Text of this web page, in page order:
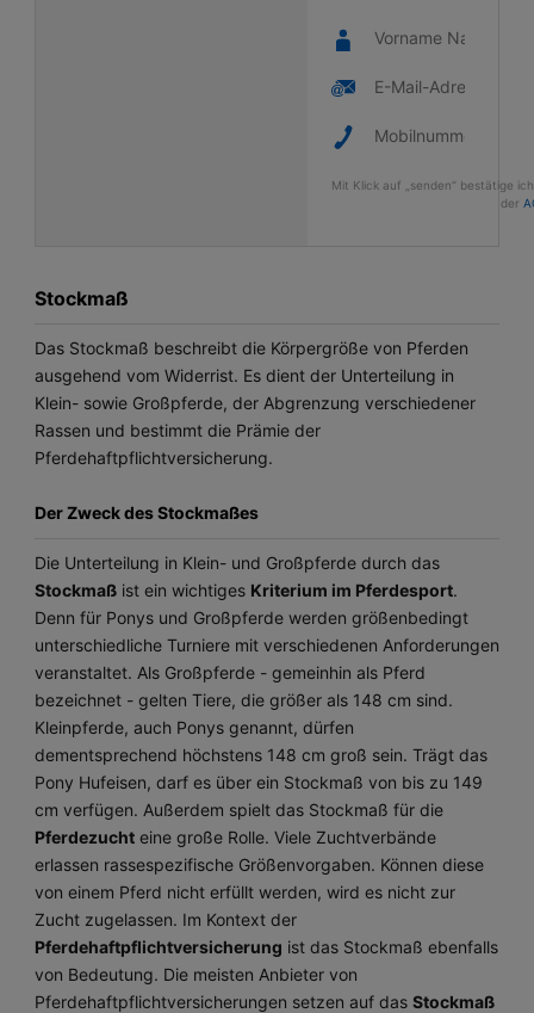
Mit Klick auf „senden“ bestätige
der
Stockmaß
Das Stockmaß beschreibt die Körpergröße von Pferden
ausgehend vom Widerrist. Es dient der Unterteilung in
Klein- sowie Großpferde, der Abgrenzung verschiedener
Rassen und bestimmt die Prämie der
Pferdehaftpflichtversicherung.
Der Zweck des Stockmaßes
Die Unterteilung in Klein- und Großpferde durch das
Stockmaß ist ein wichtiges Kriterium im Pferdesport.
Denn für Ponys und Großpferde werden größenbedingt
unterschiedliche Turniere mit verschiedenen Anforderungen
veranstaltet. Als Großpferde - gemeinhin als Pferd
bezeichnet - gelten Tiere, die größer als 148 cm sind.
Kleinpferde, auch Ponys genannt, dürfen
dementsprechend höchstens 148 cm groß sein. Trägt das
Pony Hufeisen, darf es über ein Stockmaß von bis zu 149
cm verfügen. Außerdem spielt das Stockmaß für die
Pferdezucht eine große Rolle. Viele Zuchtverbände
erlassen rassespezifische Größenvorgaben. Können diese
von einem Pferd nicht erfüllt werden, wird es nicht zur
Zucht zugelassen. Im Kontext der
Pferdehaftpflichtversicherung ist das Stockmaß ebenfalls
von Bedeutung. Die meisten Anbieter von
Pferdehaftpflichtversicherungen setzen auf das Stockmaß